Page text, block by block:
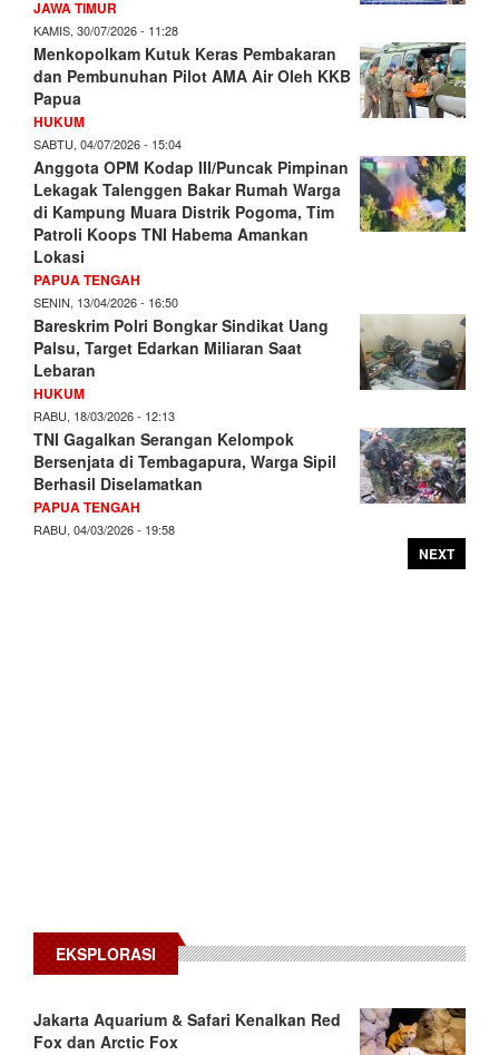
JAWA TIMUR
KAMIS, 30/07/2026 - 11:28
Menkopolkam Kutuk Keras Pembakaran
dan Pembunuhan Pilot AMA Air Oleh KKB
Papua
HUKUM
SABTU, 04/07/2026 - 15:04
Anggota OPM Kodap III/Puncak Pimpinan
Lekagak Talenggen Bakar Rumah Warga
di Kampung Muara Distrik Pogoma, Tim
Patroli Koops TNI Habema Amankan
Lokasi
PAPUA TENGAH
SENIN, 13/04/2026 - 16:50
Bareskrim Polri Bongkar Sindikat Uang
Palsu, Target Edarkan Miliaran Saat
Lebaran
HUKUM
RABU, 18/03/2026 - 12:13
TNI Gagalkan Serangan Kelompok
Bersenjata di Tembagapura, Warga Sipil
Berhasil Diselamatkan
PAPUA TENGAH
RABU, 04/03/2026 - 19:58
NEXT
EKSPLORASI
Jakarta Aquarium & Safari Kenalkan Red
Fox dan Arctic Fox